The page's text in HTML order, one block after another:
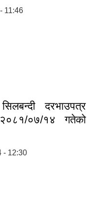
11:46
दरभाउपत्र
०७/१४ गतेको
- 12:30